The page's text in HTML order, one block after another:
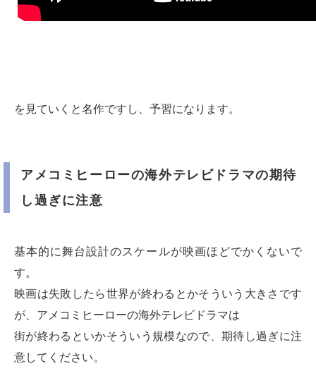
を見ていくと名作ですし、予習になります。
アメコミヒーローの海外テレビドラマの期待
し過ぎに注意
基本的に舞台設計のスケールが映画ほどでかくないで
す。
映画は失敗したら世界が終わるとかそういう大きさです
が、アメコミヒーローの海外テレビドラマは
街が終わるといかそういう規模なので、期待し過ぎに注
意してください。